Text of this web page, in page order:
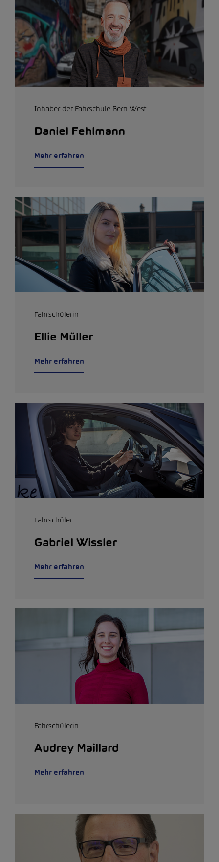
Inhaber der Fahrschule Bern West
Daniel Fehlmann
Mehr erfahren
Fahrschülerin
Ellie Müller
Mehr erfahren
Fahrschüler
Gabriel Wissler
Mehr erfahren
Fahrschülerin
Audrey Maillard
Mehr erfahren